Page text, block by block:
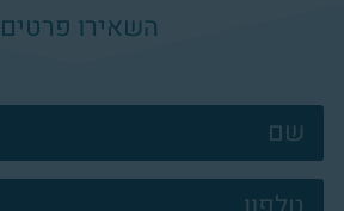
השאירו
צרו
קשר
פוטר